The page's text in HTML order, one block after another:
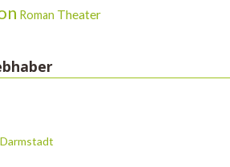
Roman Theater